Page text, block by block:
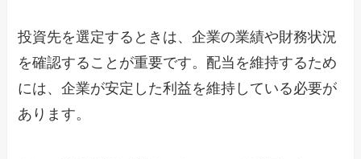
投資先を選定するときは、企業の業績や財務状況
を確認することが重要です。配当を維持するため
には、企業が安定した利益を維持している必要が
あります。